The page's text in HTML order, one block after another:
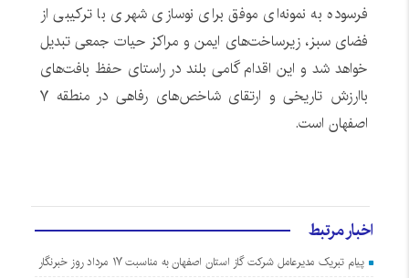
فرسوده به نمونه‌ای موفق برای نوسازی شهری با ترکیبی از
فضای سبز، زیرساخت‌های ایمن و مراکز حیات جمعی تبدیل
خواهد شد و این اقدام گامی بلند در راستای حفظ بافت‌های
باارزش تاریخی و ارتقای شاخص‌های رفاهی در منطقه ۷
اصفهان است.
اخبار مرتبط
پیام تبریک مدیرعامل شرکت گاز استان اصفهان به مناسبت ۱۷ مرداد روز خبرنگار